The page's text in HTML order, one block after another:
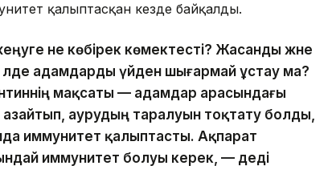
қалыптасқан кезде байқалды.
не көбірек көмектесті? Жасанды және
адамдарды үйден шығармай ұстау ма?
мақсаты — адамдар арасындағы
аурудың таралуын тоқтату болды,
иммунитет қалыптасты. Ақпарат
иммунитет болуы керек, — деді